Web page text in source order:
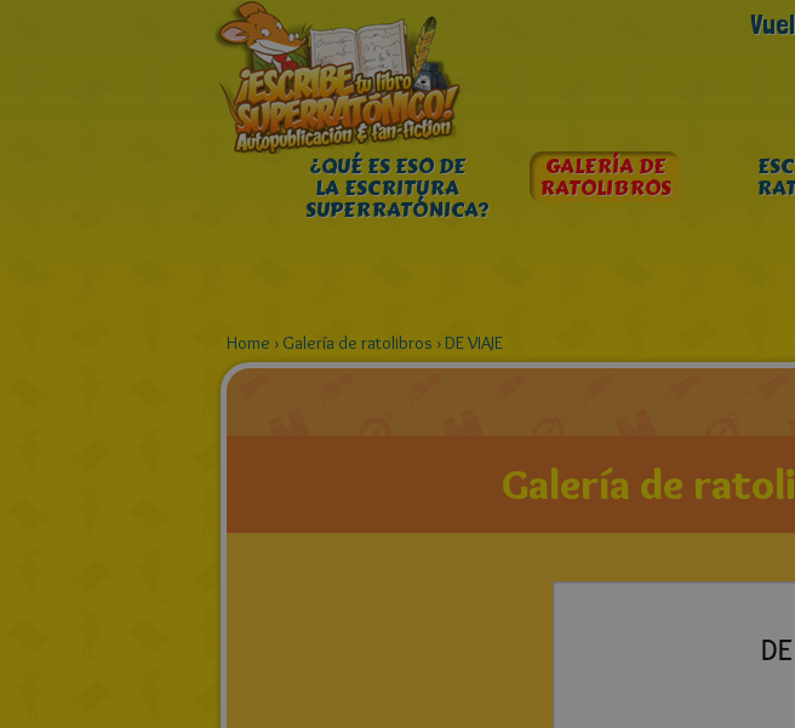
¿QUÉ ES ESO DE
LA ESCRITURA
SUPERRATÓNICA?
GALERÍA DE
RATOLIBROS
Home › Galería de ratolibros ›DE VIAJE
Galería de